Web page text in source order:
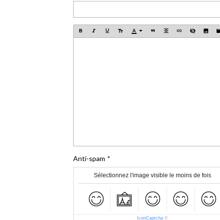
Anti-spam
Sélectionnez l'image visible le moins de fois
IconCaptcha ©